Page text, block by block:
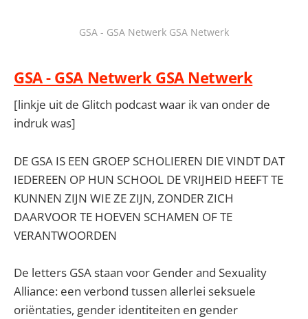
GSA - GSA Netwerk GSA Netwerk
GSA - GSA Netwerk GSA Netwerk
[linkje uit de Glitch podcast waar ik van onder de
indruk was]
DE GSA IS EEN GROEP SCHOLIEREN DIE VINDT DAT
IEDEREEN OP HUN SCHOOL DE VRIJHEID HEEFT TE
KUNNEN ZIJN WIE ZE ZIJN, ZONDER ZICH
DAARVOOR TE HOEVEN SCHAMEN OF TE
VERANTWOORDEN
De letters GSA staan voor Gender and Sexuality
Alliance: een verbond tussen allerlei seksuele
oriëntaties, gender identiteiten en gender